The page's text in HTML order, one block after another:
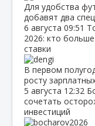
Для удобства
добавят два
6 августа 09:51
2026: кто
ставки
В первом
росту
5 августа 12:32
сочетать
инвестиций